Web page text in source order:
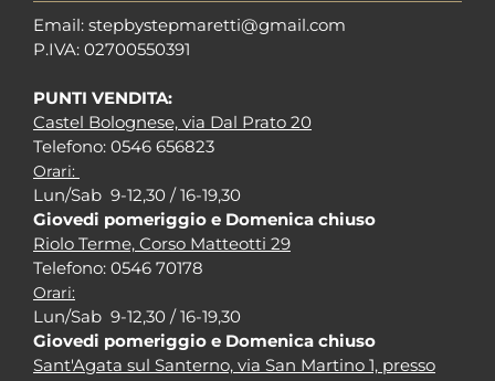
Email: stepbystepmaretti@gmail.com
P.IVA: 02700550391
PUNTI VENDITA:
Castel Bolognese, via Dal Prato 20
Telefono: 0546 656823
Orari:
Lun/Sab 9-12,30 / 16-19,30
Giovedi pomeriggio e Domenica chiuso
Riolo Terme, Corso Matteotti 29
Telefono: 0546 70178
Orari:
Lun/Sab 9-12,30 / 16-19,30
Giovedi pomeriggio e Domenica chiuso
Sant'Agata sul Santerno, via San Martino 1, presso